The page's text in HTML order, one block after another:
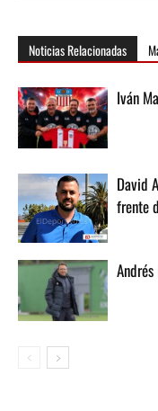
Noticias Relacionadas
Iván
David
frente